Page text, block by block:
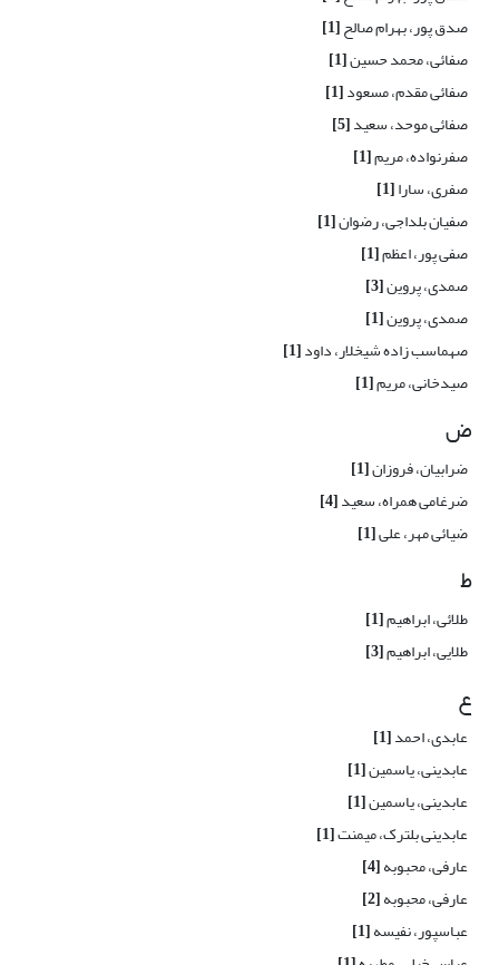
صدق پور، بهرام صالح[1]
صفائی، محمد حسین[1]
صفائی مقدم، مسعود[1]
صفائی موحد، سعید[5]
صفرنواده، مریم[1]
صفری، سارا[1]
صفیان بلداجی، رضوان[1]
صفی پور، اعظم[1]
صمدی، پروین[3]
صمدی، پروین[1]
صهماسب زاده شیخلار، داود[1]
صیدخانی، مریم[1]
ض
ضرابیان، فروزان[1]
ضرغامی همراه، سعید[4]
ضیائی مهر، علی[1]
ط
طلائی، ابراهیم[1]
طلایی، ابراهیم[3]
ع
عابدی، احمد[1]
عابدینی، یاسمین[1]
عابدینی، یاسمین[1]
عابدینی بلترک، میمنت[1]
عارفی، محبوبه[4]
عارفی، محبوبه[2]
عباسپور، نفیسه[1]